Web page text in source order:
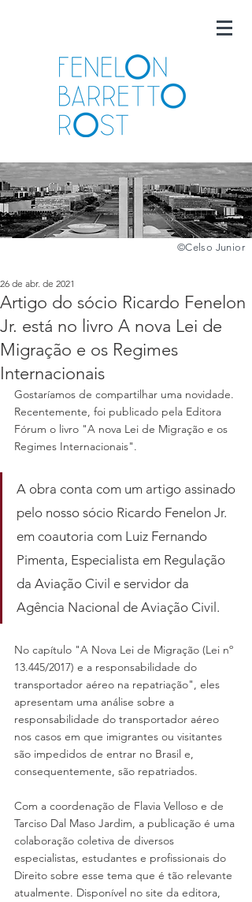
©️Celso Junior
Artigo do sócio Ricardo Fenelon
Jr. está no livro A nova Lei de
Migração e os Regimes
Internacionais
26 de abr. de 2021
Gostaríamos de compartilhar uma novidade.
Recentemente, foi publicado pela Editora
Fórum o livro "A nova Lei de Migração e os
Regimes Internacionais".
A obra conta com um artigo assinado
pelo nosso sócio Ricardo Fenelon Jr.
em coautoria com Luiz Fernando
Pimenta, Especialista em Regulação
da Aviação Civil e servidor da
Agência Nacional de Aviação Civil.
No capítulo "A Nova Lei de Migração (Lei nº
13.445/2017) e a responsabilidade do
transportador aéreo na repatriação", eles
apresentam uma análise sobre a
responsabilidade do transportador aéreo
nos casos em que imigrantes ou visitantes
são impedidos de entrar no Brasil e,
consequentemente, são repatriados.
Com a coordenação de Flavia Velloso e de
Tarciso Dal Maso Jardim, a publicação é uma
colaboração coletiva de diversos
especialistas, estudantes e profissionais do
Direito sobre esse tema que é tão relevante
atualmente. Disponível no site da editora,